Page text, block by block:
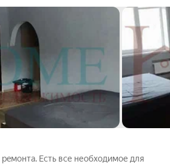
Есть все необходимое для